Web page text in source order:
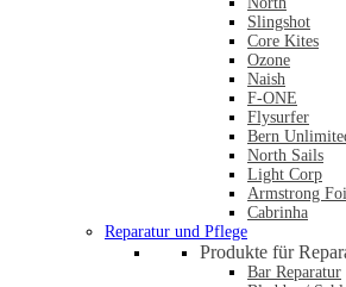
Slingshot
Core Kites
Ozone
Naish
F-ONE
Flysurfer
Bern
North Sails
Light Corp
Armstrong
Cabrinha
Reparatur und Pflege
Produkte für
Bar Reparatur